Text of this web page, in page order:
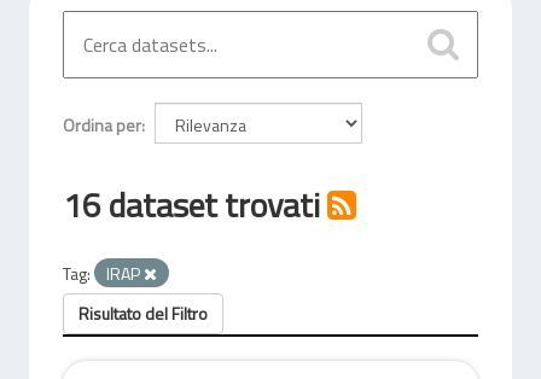
Ordina per
16 dataset trovati
Tag:
IRAP
Risultato del Filtro